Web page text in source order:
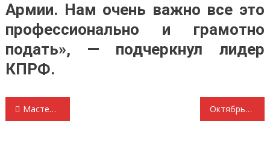
Армии. Нам очень важно все это
профессионально и грамотно
подать», — подчеркнул лидер
КПРФ.
Навигация
Мастерицы из женского движения «Надежда России» Октябрьская революция: вопросы и ответы Почему КПРФ считает социалистическую революцию в России закономерностью, а не случайным зигзагом истории?